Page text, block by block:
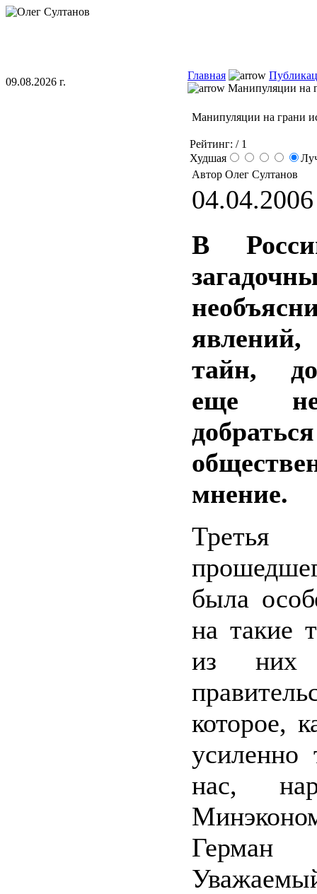
09.08.2026 г.
Главная
Манипуляции на
Манипуляции на грани
Рейтинг: / 1
Худшая
Автор Олег Султанов
04.04.2006
В
явлений,
тайн,
еще
добраться
мнение.
была
на такие
из них
которое,
усиленно
нас,